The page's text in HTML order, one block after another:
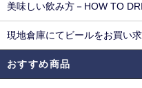
美味しい飲み方－HOW TO
現地倉庫にてビールをお買い
おすすめ商品